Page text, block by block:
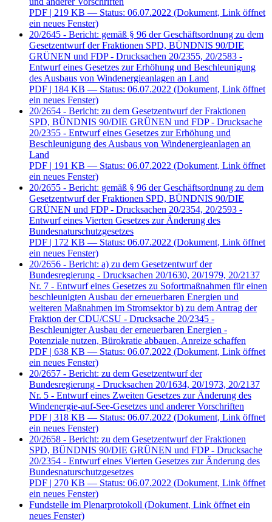
PDF | 219 KB — Status: 06.07.2022 (Dokument, Link öffnet
ein neues Fenster)
20/2645 - Bericht: gemäß § 96 der Geschäftsordnung zu dem
Gesetzentwurf der Fraktionen SPD, BÜNDNIS 90/DIE
GRÜNEN und FDP - Drucksachen 20/2355, 20/2583 -
Entwurf eines Gesetzes zur Erhöhung und Beschleunigung
des Ausbaus von Windenergieanlagen an Land
PDF | 184 KB — Status: 06.07.2022 (Dokument, Link öffnet
ein neues Fenster)
20/2654 - Bericht: zu dem Gesetzentwurf der Fraktionen
SPD, BÜNDNIS 90/DIE GRÜNEN und FDP - Drucksache
20/2355 - Entwurf eines Gesetzes zur Erhöhung und
Beschleunigung des Ausbaus von Windenergieanlagen an
Land
PDF | 191 KB — Status: 06.07.2022 (Dokument, Link öffnet
ein neues Fenster)
20/2655 - Bericht: gemäß § 96 der Geschäftsordnung zu dem
Gesetzentwurf der Fraktionen SPD, BÜNDNIS 90/DIE
GRÜNEN und FDP - Drucksachen 20/2354, 20/2593 -
Entwurf eines Vierten Gesetzes zur Änderung des
Bundesnaturschutzgesetzes
PDF | 172 KB — Status: 06.07.2022 (Dokument, Link öffnet
ein neues Fenster)
20/2656 - Bericht: a) zu dem Gesetzentwurf der
Bundesregierung - Drucksachen 20/1630, 20/1979, 20/2137
Nr. 7 - Entwurf eines Gesetzes zu Sofortmaßnahmen für einen
beschleunigten Ausbau der erneuerbaren Energien und
weiteren Maßnahmen im Stromsektor b) zu dem Antrag der
Fraktion der CDU/CSU - Drucksache 20/2345 -
Beschleunigter Ausbau der erneuerbaren Energien -
Potenziale nutzen, Bürokratie abbauen, Anreize schaffen
PDF | 638 KB — Status: 06.07.2022 (Dokument, Link öffnet
ein neues Fenster)
20/2657 - Bericht: zu dem Gesetzentwurf der
Bundesregierung - Drucksachen 20/1634, 20/1973, 20/2137
Nr. 5 - Entwurf eines Zweiten Gesetzes zur Änderung des
Windenergie-auf-See-Gesetzes und anderer Vorschriften
PDF | 318 KB — Status: 06.07.2022 (Dokument, Link öffnet
ein neues Fenster)
20/2658 - Bericht: zu dem Gesetzentwurf der Fraktionen
SPD, BÜNDNIS 90/DIE GRÜNEN und FDP - Drucksache
20/2354 - Entwurf eines Vierten Gesetzes zur Änderung des
Bundesnaturschutzgesetzes
PDF | 270 KB — Status: 06.07.2022 (Dokument, Link öffnet
ein neues Fenster)
Fundstelle im Plenarprotokoll (Dokument, Link öffnet ein
neues Fenster)